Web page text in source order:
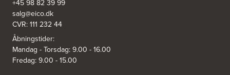
3832: Power Slagelse
Japanvej 8
4200 Slagelse
Tel.:70338080
https://www.power.dk/butik/power-slagelse/s-3832/
+45 98 82 39 99
salg@eico.dk
CVR: 111 232 44
Åbningstider:
Mandag - Torsdag: 9.00 - 16.00
Fredag: 9.00 - 15.00